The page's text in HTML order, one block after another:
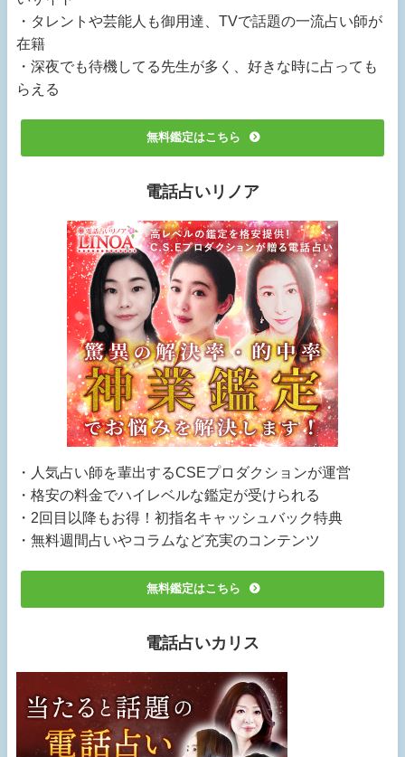
・タレントや芸能人も御用達、TVで話題の一流占い師が
在籍
・深夜でも待機してる先生が多く、好きな時に占っても
らえる
無料鑑定はこちら
電話占いリノア
・人気占い師を輩出するCSEプロダクションが運営
・格安の料金でハイレベルな鑑定が受けられる
・2回目以降もお得！初指名キャッシュバック特典
・無料週間占いやコラムなど充実のコンテンツ
無料鑑定はこちら
電話占いカリス